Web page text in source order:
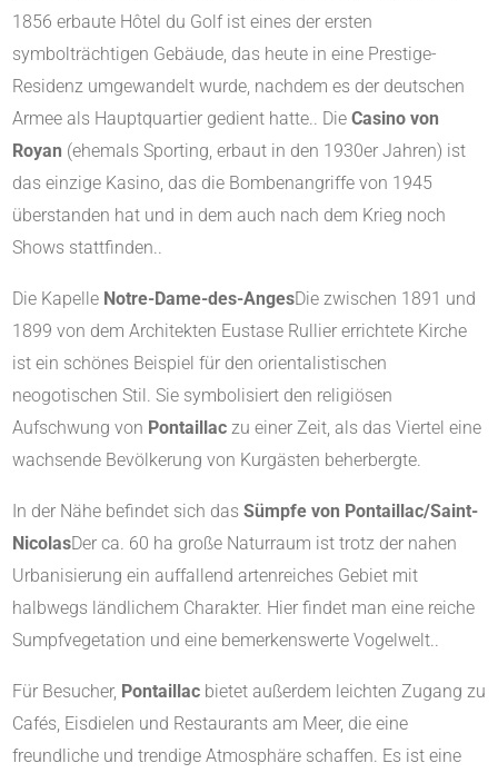
1856 erbaute Hôtel du Golf ist eines der ersten
symbolträchtigen Gebäude, das heute in eine Prestige-
Residenz umgewandelt wurde, nachdem es der deutschen
Armee als Hauptquartier gedient hatte.. Die Casino von
Royan (ehemals Sporting, erbaut in den 1930er Jahren) ist
das einzige Kasino, das die Bombenangriffe von 1945
überstanden hat und in dem auch nach dem Krieg noch
Shows stattfinden..
Die Kapelle Notre-Dame-des-AngesDie zwischen 1891 und
1899 von dem Architekten Eustase Rullier errichtete Kirche
ist ein schönes Beispiel für den orientalistischen
neogotischen Stil. Sie symbolisiert den religiösen
Aufschwung von Pontaillac zu einer Zeit, als das Viertel eine
wachsende Bevölkerung von Kurgästen beherbergte.
In der Nähe befindet sich das Sümpfe von Pontaillac/Saint-
NicolasDer ca. 60 ha große Naturraum ist trotz der nahen
Urbanisierung ein auffallend artenreiches Gebiet mit
halbwegs ländlichem Charakter. Hier findet man eine reiche
Sumpfvegetation und eine bemerkenswerte Vogelwelt..
Für Besucher, Pontaillac bietet außerdem leichten Zugang zu
Cafés, Eisdielen und Restaurants am Meer, die eine
freundliche und trendige Atmosphäre schaffen. Es ist eine